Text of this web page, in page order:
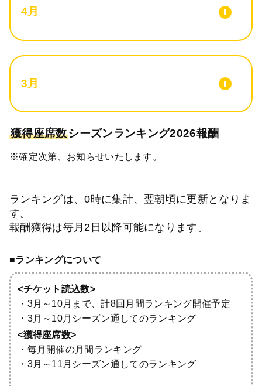
4月
3月
獲得座席数シーズンランキング2026報酬
※確定次第、お知らせいたします。
ランキングは、0時に集計、翌朝頃に更新となりま
す。
報酬獲得は毎月2日以降可能になります。
■ランキングについて
<チケット読込数>
・3月～10月まで、計8回月間ランキング開催予定
・3月～10月シーズン通してのランキング
<獲得座席数>
・毎月開催の月間ランキング
・3月～11月シーズン通してのランキング